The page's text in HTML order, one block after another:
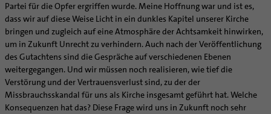
Partei für die Opfer ergriffen wurde. Meine Hoffnung war und ist es,
dass wir auf diese Weise Licht in ein dunkles Kapitel unserer Kirche
bringen und zugleich auf eine Atmosphäre der Achtsamkeit hinwirken,
um in Zukunft Unrecht zu verhindern. Auch nach der Veröffentlichung
des Gutachtens sind die Gespräche auf verschiedenen Ebenen
weitergegangen. Und wir müssen noch realisieren, wie tief die
Verstörung und der Vertrauensverlust sind, zu der der
Missbrauchsskandal für uns als Kirche insgesamt geführt hat. Welche
Konsequenzen hat das? Diese Frage wird uns in Zukunft noch sehr